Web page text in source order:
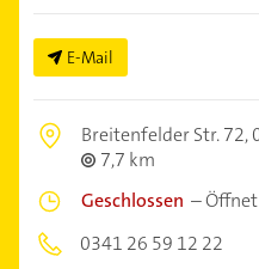
E-Mail
Breitenfelder Str. 72,
7,7 km
Geschlossen –
0341 26 59 12 22